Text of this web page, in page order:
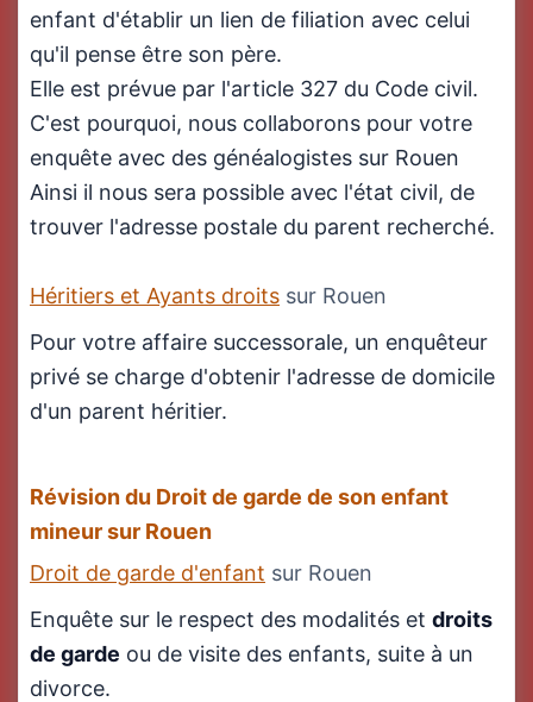
enfant d'établir un lien de filiation avec celui
qu'il pense être son père.
Elle est prévue par l'article 327 du Code civil.
C'est pourquoi, nous collaborons pour votre
enquête avec des généalogistes sur Rouen
Ainsi il nous sera possible avec l'état civil, de
trouver l'adresse postale du parent recherché.
Héritiers et Ayants droits sur Rouen
Pour votre affaire successorale, un enquêteur
privé se charge d'obtenir l'adresse de domicile
d'un parent héritier.
Révision du Droit de garde de son enfant
mineur sur Rouen
Droit de garde d'enfant sur Rouen
Enquête sur le respect des modalités et droits
de garde ou de visite des enfants, suite à un
divorce.